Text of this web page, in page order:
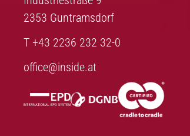
2353 Guntramsdorf
T +43 2236 232 32-0
office@inside.at